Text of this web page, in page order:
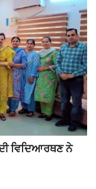
ਵਿਦਿਆਰਥਣ ਨੇ